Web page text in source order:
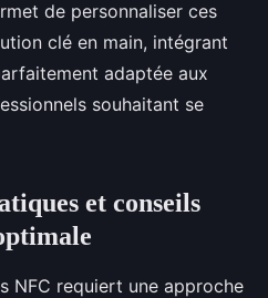
de personnaliser ces
clé en main, intégrant
adaptée aux
souhaitant se
et conseils
NFC requiert une approche